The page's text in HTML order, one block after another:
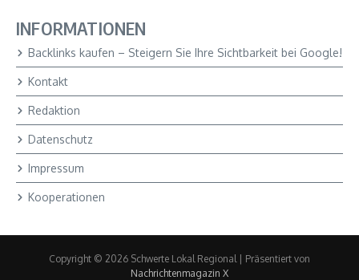
INFORMATIONEN
Backlinks kaufen – Steigern Sie Ihre Sichtbarkeit bei Google!
Kontakt
Redaktion
Datenschutz
Impressum
Kooperationen
Copyright © 2026 Schwerte Lokal Regional | Präsentiert von
Nachrichtenmagazin X